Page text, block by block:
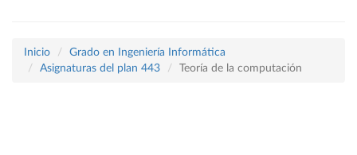
Inicio
Grado en Ingeniería Informática
Asignaturas del plan 443
Teoría de la computación